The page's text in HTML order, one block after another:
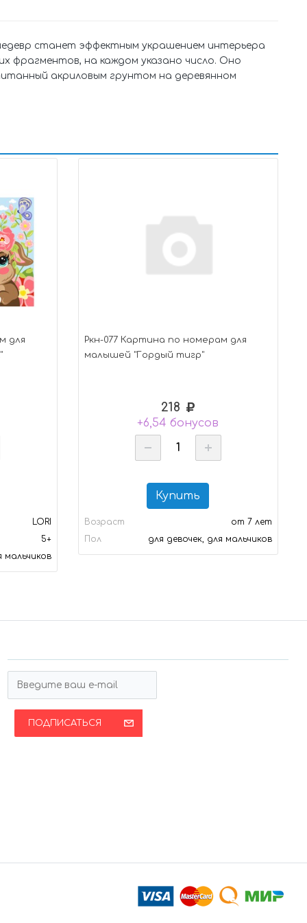
станет эффектным украшением интерьера
фрагментов, на каждом указано число. Оно
акриловым грунтом на деревянном
для
LORI
5+
мальчиков
Ркн-077 Картина по номерам для
малышей "Гордый тигр"
218
+6,54 бонусов
Купить
Возраст
от 7 лет
Пол
для девочек, для мальчиков
ПОДПИСАТЬСЯ